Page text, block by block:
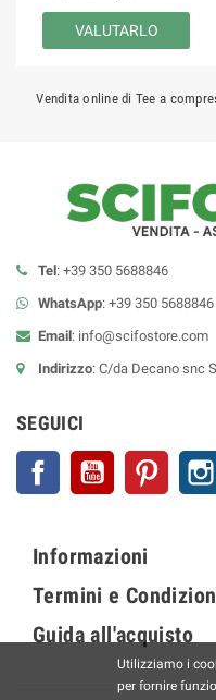
VALUTARLO
Vendita online di Tee a
Tel: +39 350 5688846
WhatsApp: +39 350 5688846
Email: info@scifostore.com
Indirizzo: C/da Decano snc
SEGUICI
Facebook YouTube Pinterest
Informazioni
Termini e
Guida all'acquisto
Utilizziamo i
per fornire